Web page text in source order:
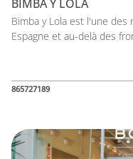
BIMBA Y LOLA
Bimba y Lola est l'une
Espagne et au-delà des
865727189